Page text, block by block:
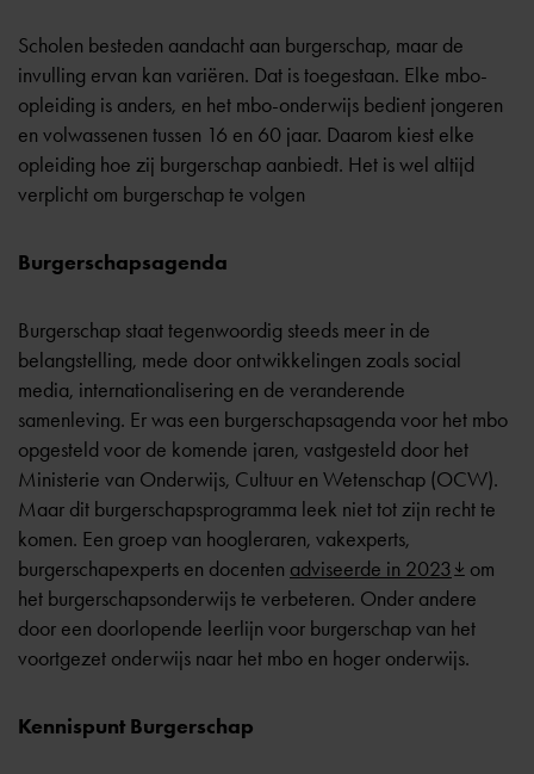
Scholen besteden aandacht aan burgerschap, maar de
invulling ervan kan variëren. Dat is toegestaan. Elke mbo-
opleiding is anders, en het mbo-onderwijs bedient jongeren
en volwassenen tussen 16 en 60 jaar. Daarom kiest elke
opleiding hoe zij burgerschap aanbiedt. Het is wel altijd
verplicht om burgerschap te volgen
Burgerschapsagenda
Burgerschap staat tegenwoordig steeds meer in de
belangstelling, mede door ontwikkelingen zoals social
media, internationalisering en de veranderende
samenleving. Er was een burgerschapsagenda voor het mbo
opgesteld voor de komende jaren, vastgesteld door het
Ministerie van Onderwijs, Cultuur en Wetenschap (OCW).
Maar dit burgerschapsprogramma leek niet tot zijn recht te
komen. Een groep van hoogleraren, vakexperts,
burgerschapexperts en docenten adviseerde in 2023
om
het burgerschapsonderwijs te verbeteren. Onder andere
door een doorlopende leerlijn voor burgerschap van het
voortgezet onderwijs naar het mbo en hoger onderwijs.
Kennispunt Burgerschap